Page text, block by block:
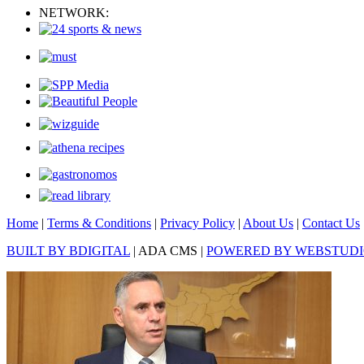
NETWORK:
Home | Terms & Conditions | Privacy Policy | About Us | Contact Us
BUILT BY BDIGITAL | ADA CMS | POWERED BY